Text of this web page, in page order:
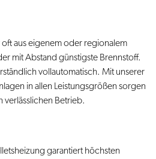
aus eigenem oder regionalem
mit Abstand günstigste Brennstoff.
vollautomatisch. Mit unserer
in allen Leistungsgrößen sorgen
Betrieb.
garantiert höchsten